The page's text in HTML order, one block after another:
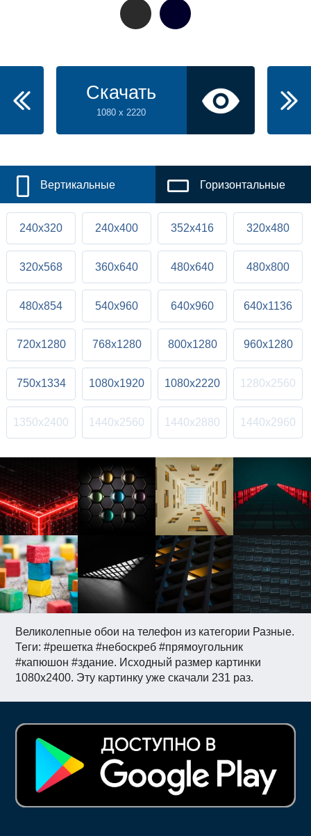
Великолепные обои на телефон из категории Разные.
Теги: #решетка #небоскреб #прямоугольник
#капюшон #здание. Исходный размер картинки
1080x2400. Эту картинку уже скачали 231 раз.
Скачать
1080 x 2220
Вертикальные Горизонтальные
240x320 240x400 352x416 320x480
320x568 360x640 480x640 480x800
480x854 540x960 640x960 640x1136
720x1280 768x1280 800x1280 960x1280
750x1334 1080x1920 1080x2220 1280x2560
1350x2400 1440x2560 1440x2880 1440x2960